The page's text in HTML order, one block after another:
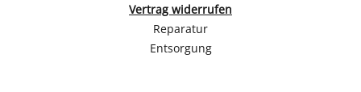
Vertrag widerrufen
Reparatur
Entsorgung